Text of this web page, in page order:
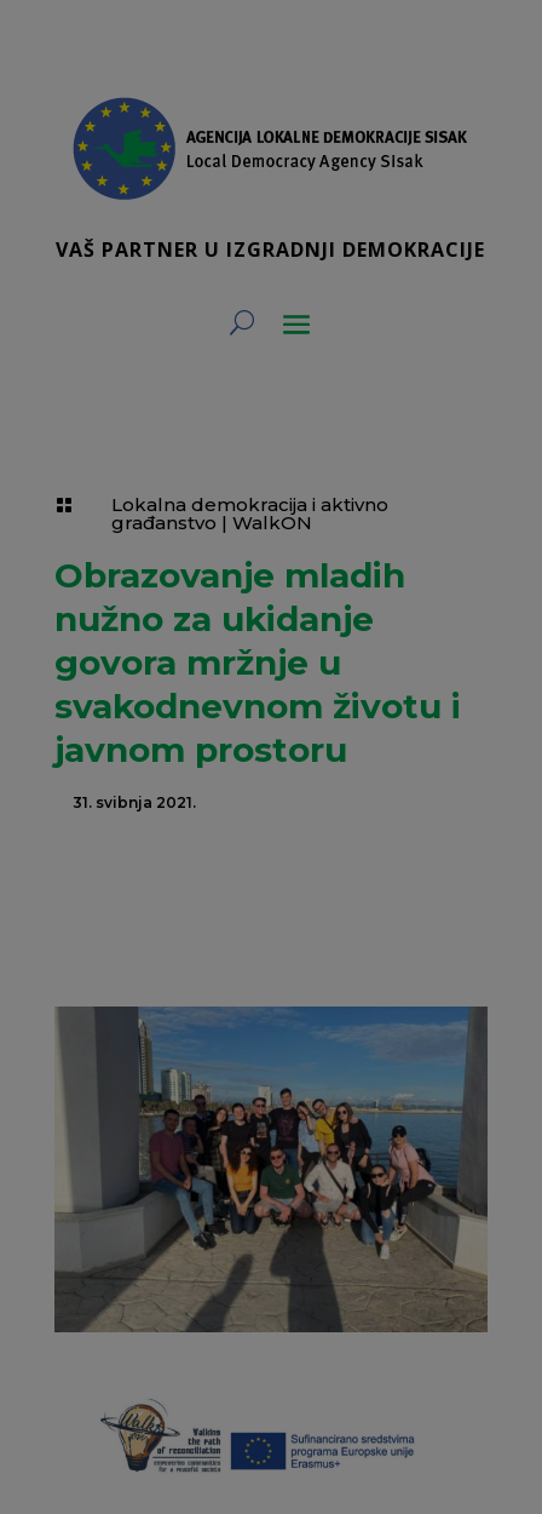
VAŠ PARTNER U IZGRADNJI DEMOKRACIJE
 Lokalna demokracija i aktivno
građanstvo | WalkON
Obrazovanje mladih
nužno za ukidanje
govora mržnje u
svakodnevnom životu i
javnom prostoru
31. svibnja 2021.